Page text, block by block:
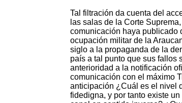
Tal filtración da cuenta del
las salas de la Corte
comunicación haya publicado
ocupación militar de la
siglo a la propaganda de la
país a tal punto que sus fallos
anterioridad a la notificación
comunicación con el máximo
anticipación ¿Cuál es el nivel
fidedigna, y por tanto existe